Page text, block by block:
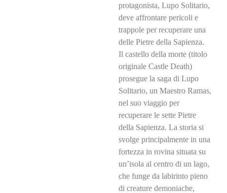
protagonista, Lupo Solitario,
deve affrontare pericoli e
trappole per recuperare una
delle Pietre della Sapienza.
Il castello della morte (titolo
originale Castle Death)
prosegue la saga di Lupo
Solitario, un Maestro Ramas,
nel suo viaggio per
recuperare le sette Pietre
della Sapienza. La storia si
svolge principalmente in una
fortezza in rovina situata su
un’isola al centro di un lago,
che funge da labirinto pieno
di creature demoniache,